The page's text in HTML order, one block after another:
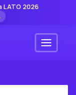
2026
Menu